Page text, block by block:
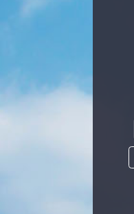
Tebrik